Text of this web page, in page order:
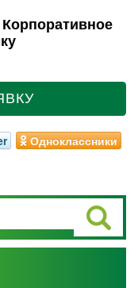
Корпоративное
Одноклассники